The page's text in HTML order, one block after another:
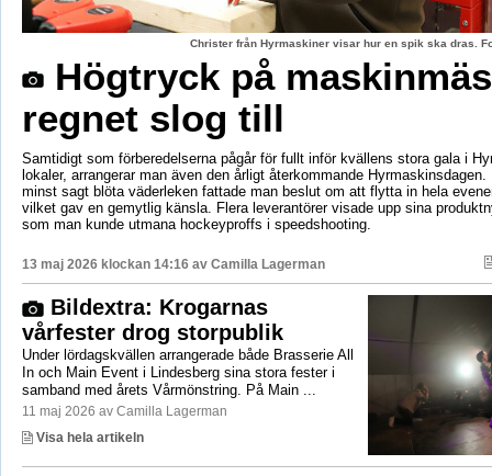
Christer från Hyrmaskiner visar hur en spik ska dras.
Högtryck på
regnet slog till
Samtidigt som förberedelserna pågår för fullt inför kvällens stora gala i
lokaler, arrangerar man även den årligt återkommande Hyrmaskinsdagen.
minst sagt blöta väderleken fattade man beslut om att flytta in hela
vilket gav en gemytlig känsla. Flera leverantörer visade upp sina
som man kunde utmana hockeyproffs i speedshooting.
13 maj 2026 klockan 14:16 av Camilla Lagerman
Bildextra: Krogarnas
vårfester drog storpublik
Under lördagskvällen arrangerade både Brasserie All
In och Main Event i Lindesberg sina stora fester i
samband med årets Vårmönstring. På Main ...
11 maj 2026 av Camilla Lagerman
Visa hela artikeln